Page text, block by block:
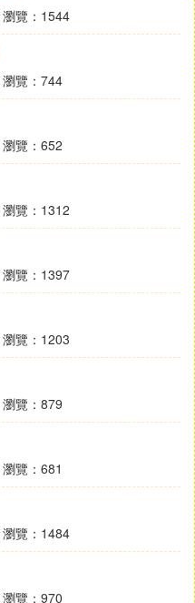
瀏覽：1544
瀏覽：744
瀏覽：652
瀏覽：1312
瀏覽：1397
瀏覽：1203
瀏覽：879
瀏覽：681
瀏覽：1484
瀏覽：970